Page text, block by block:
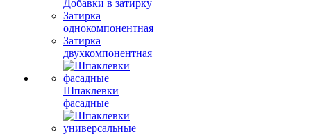
Добавки в затирку
Затирка
однокомпонентная
Затирка
двухкомпонентная
Шпаклевки
фасадные